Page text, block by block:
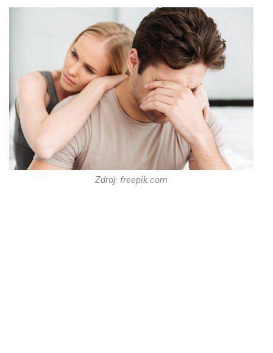
Zdroj: freepik.com